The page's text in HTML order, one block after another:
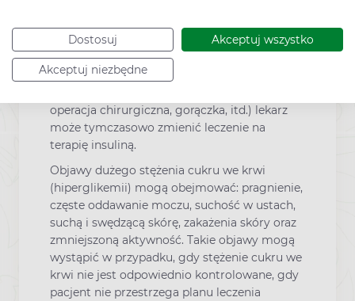
Dostosuj Akceptuj wszystko
Akceptuj niezbędne
pacjentów, u których występują zaburzenia
wywołane hormonami (zaburzenia czynności
tarczycy, przysadki oraz nadnerczy). W
operacja chirurgiczna, gorączka, itd.) lekarz
może tymczasowo zmienić leczenie na
terapię insuliną.
Objawy dużego stężenia cukru we krwi
(hiperglikemii) mogą obejmować: pragnienie,
częste oddawanie moczu, suchość w ustach,
suchą i swędzącą skórę, zakażenia skóry oraz
zmniejszoną aktywność. Takie objawy mogą
wystąpić w przypadku, gdy stężenie cukru we
krwi nie jest odpowiednio kontrolowane, gdy
pacjent nie przestrzega planu leczenia